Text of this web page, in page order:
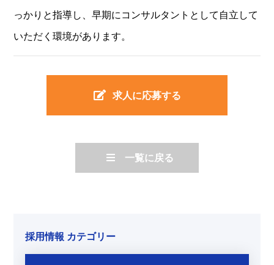
っかりと指導し、早期にコンサルタントとして自立して
いただく環境があります。
求人に応募する
一覧に戻る
採用情報 カテゴリー